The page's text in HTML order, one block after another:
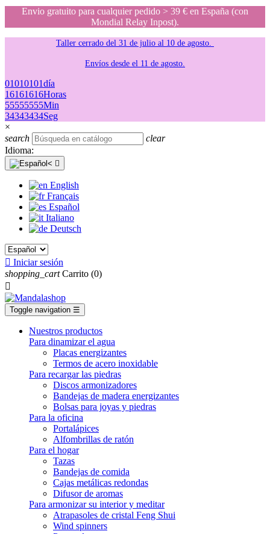
Envio gratuito para cualquier pedido > 39 € en España (con
Mondial Relay Inpost).
Taller cerrado del 31 de julio al 10 de agosto.
Envíos desde el 11 de agosto.
01010101día
16161616Horas
55555555Min
34343434Seg
×
search
clear
Idioma:

English
Français
Español
Italiano
Deutsch
 Iniciar sesión
shopping_cart Carrito (0)

Toggle navigation ☰
Nuestros productos
Para dinamizar el agua
Placas energizantes
Termos de acero inoxidable
Para recargar las piedras
Discos armonizadores
Bandejas de madera energizantes
Bolsas para joyas y piedras
Para la oficina
Portalápices
Alfombrillas de ratón
Para el hogar
Tazas
Bandejas de comida
Cajas metálicas redondas
Difusor de aromas
Para armonizar su interior y meditar
Atrapasoles de cristal Feng Shui
Wind spinners